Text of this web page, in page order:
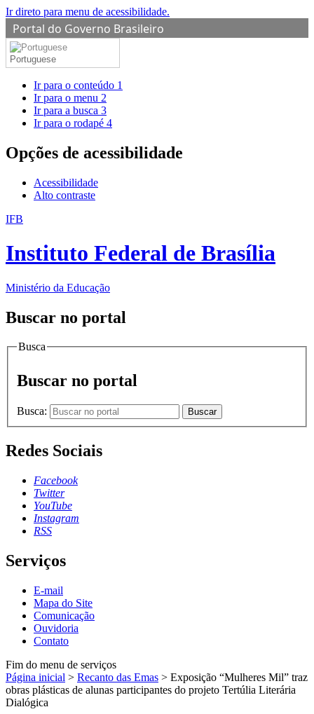
Ir direto para menu de acessibilidade.
Portal do Governo Brasileiro
Portuguese
Ir para o conteúdo 1
Ir para o menu 2
Ir para a busca 3
Ir para o rodapé 4
Opções de acessibilidade
Acessibilidade
Alto contraste
IFB
Instituto Federal de Brasília
Ministério da Educação
Buscar no portal
Busca
Buscar no portal
Busca: Buscar
Redes Sociais
Facebook
Twitter
YouTube
Instagram
RSS
Serviços
E-mail
Mapa do Site
Comunicação
Ouvidoria
Contato
Fim do menu de serviços
Página inicial > Recanto das Emas > Exposição “Mulheres Mil” traz
obras plásticas de alunas participantes do projeto Tertúlia Literária
Dialógica